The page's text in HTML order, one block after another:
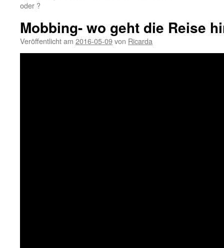
oder ?
Mobbing- wo geht die Reise
Veröffentlicht am 2016-05-09von Ricarda